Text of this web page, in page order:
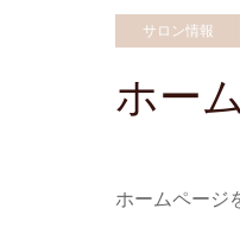
サロン情報
ホー
ホームページ